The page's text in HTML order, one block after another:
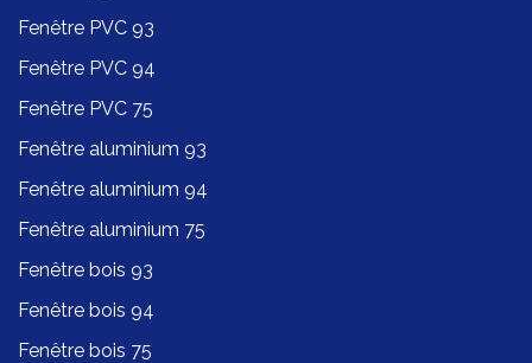
Fenêtre PVC 93
Fenêtre PVC 94
Fenêtre PVC 75
Fenêtre aluminium 93
Fenêtre aluminium 94
Fenêtre aluminium 75
Fenêtre bois 93
Fenêtre bois 94
Fenêtre bois 75